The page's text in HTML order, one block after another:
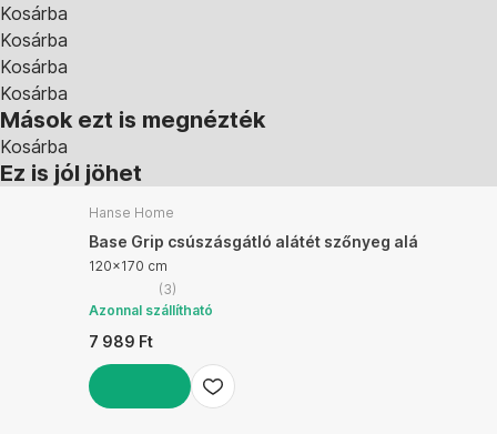
Kosárba
Kosárba
Kosárba
Kosárba
Mások ezt is megnézték
Kosárba
Ez is jól jöhet
Hanse Home
Base Grip csúszásgátló alátét szőnyeg alá
120x170 cm
(3)
Azonnal szállítható
7 989 Ft